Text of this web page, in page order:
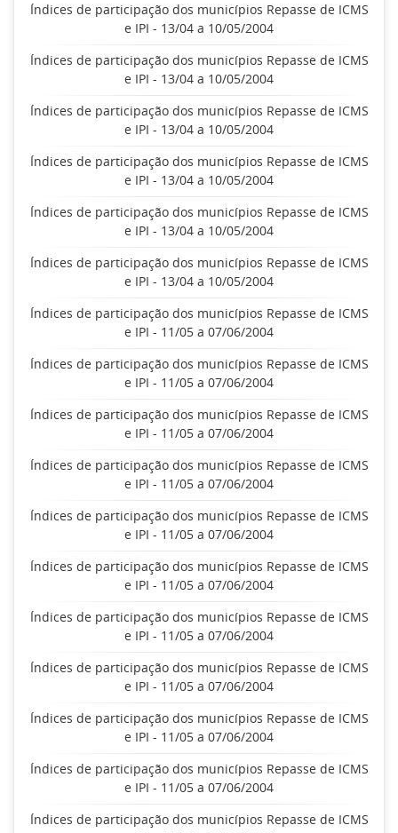
Índices de participação dos municípios Repasse de ICMS
e IPI - 13/04 a 10/05/2004
Índices de participação dos municípios Repasse de ICMS
e IPI - 13/04 a 10/05/2004
Índices de participação dos municípios Repasse de ICMS
e IPI - 13/04 a 10/05/2004
Índices de participação dos municípios Repasse de ICMS
e IPI - 13/04 a 10/05/2004
Índices de participação dos municípios Repasse de ICMS
e IPI - 13/04 a 10/05/2004
Índices de participação dos municípios Repasse de ICMS
e IPI - 13/04 a 10/05/2004
Índices de participação dos municípios Repasse de ICMS
e IPI - 11/05 a 07/06/2004
Índices de participação dos municípios Repasse de ICMS
e IPI - 11/05 a 07/06/2004
Índices de participação dos municípios Repasse de ICMS
e IPI - 11/05 a 07/06/2004
Índices de participação dos municípios Repasse de ICMS
e IPI - 11/05 a 07/06/2004
Índices de participação dos municípios Repasse de ICMS
e IPI - 11/05 a 07/06/2004
Índices de participação dos municípios Repasse de ICMS
e IPI - 11/05 a 07/06/2004
Índices de participação dos municípios Repasse de ICMS
e IPI - 11/05 a 07/06/2004
Índices de participação dos municípios Repasse de ICMS
e IPI - 11/05 a 07/06/2004
Índices de participação dos municípios Repasse de ICMS
e IPI - 11/05 a 07/06/2004
Índices de participação dos municípios Repasse de ICMS
e IPI - 11/05 a 07/06/2004
Índices de participação dos municípios Repasse de ICMS